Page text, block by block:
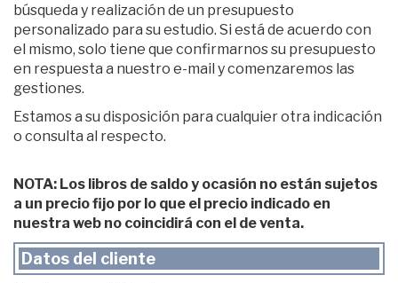
búsqueda y realización de un presupuesto
personalizado para su estudio. Si está de acuerdo con
el mismo, solo tiene que confirmarnos su presupuesto
en respuesta a nuestro e-mail y comenzaremos las
gestiones.
Estamos a su disposición para cualquier otra indicación
o consulta al respecto.
NOTA: Los libros de saldo y ocasión no están sujetos
a un precio fijo por lo que el precio indicado en
nuestra web no coincidirá con el de venta.
Datos del cliente